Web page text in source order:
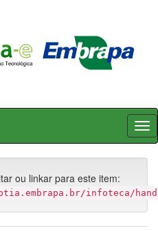
ou linkar para este item:
infoteca/